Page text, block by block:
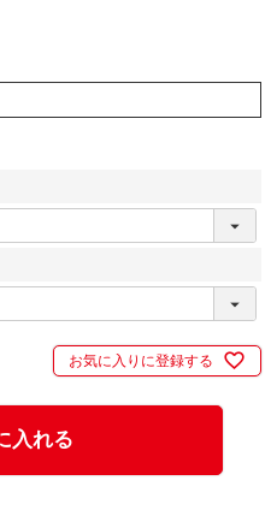
お気に入りに登録する
入れる